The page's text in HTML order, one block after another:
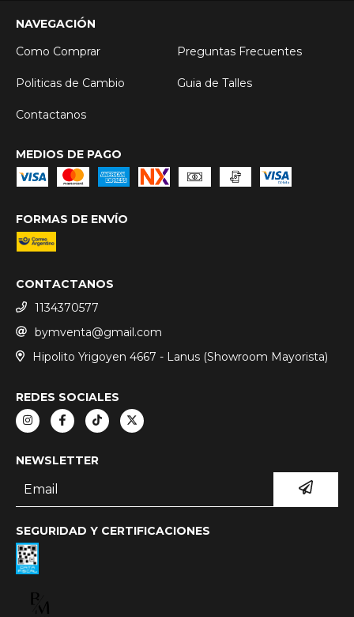
NAVEGACIÓN
Como Comprar
Preguntas Frecuentes
Politicas de Cambio Guia de Talles
Contactanos
MEDIOS DE PAGO
FORMAS DE ENVÍO
CONTACTANOS
1134370577
bymventa@gmail.com
Hipolito Yrigoyen 4667 - Lanus (Showroom Mayorista)
REDES SOCIALES
NEWSLETTER
SEGURIDAD Y CERTIFICACIONES